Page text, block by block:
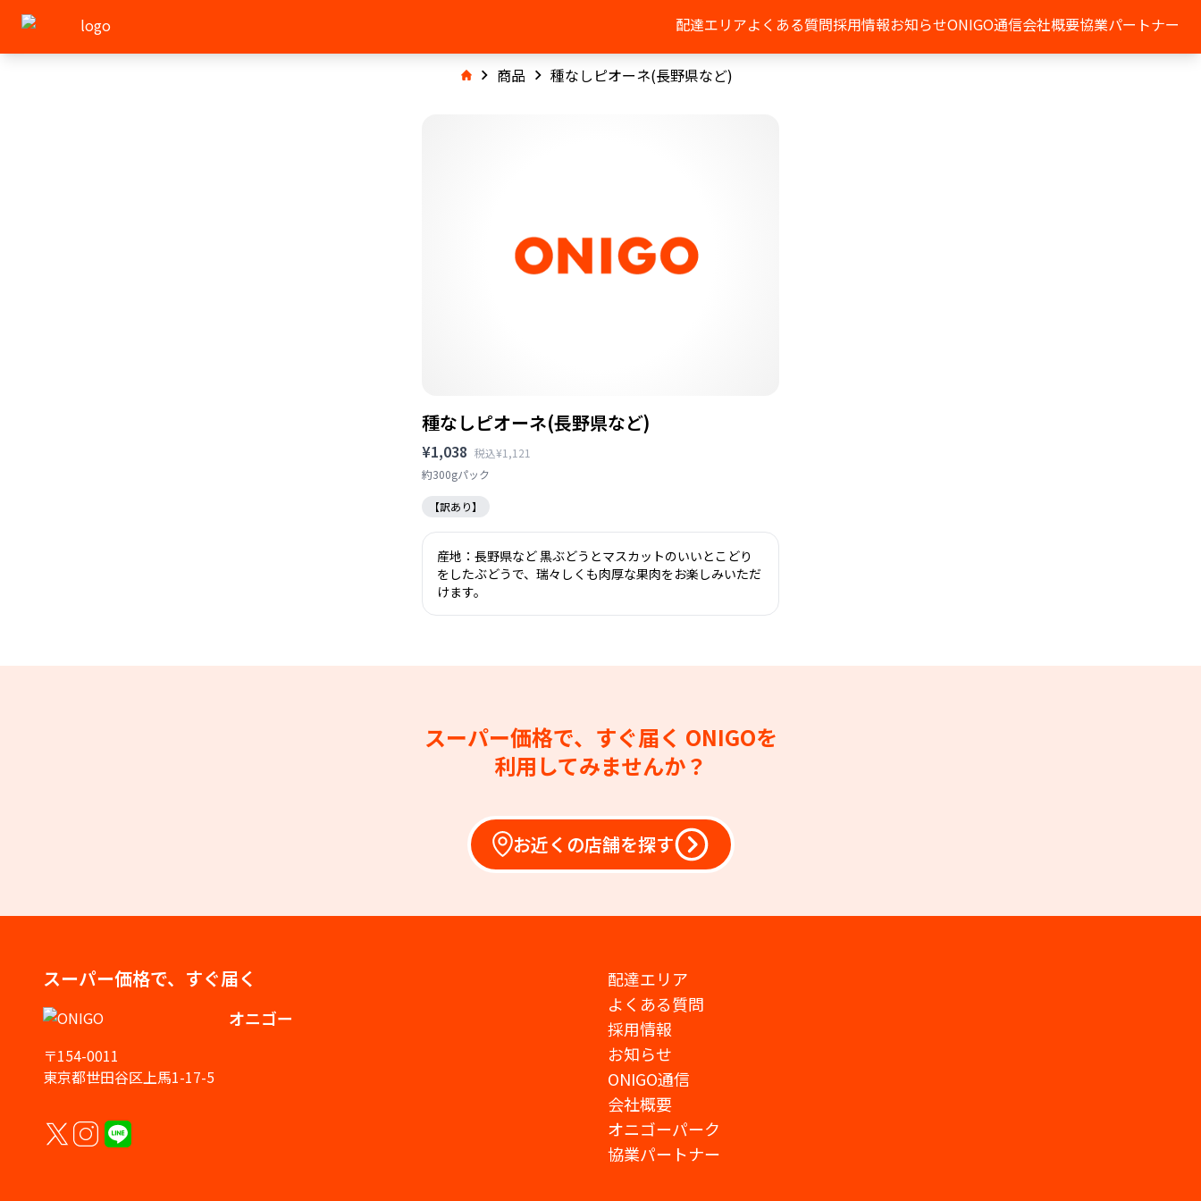
配達エリアよくある質問採用情報お知らせONIGO通信会社概要協業パートナー
商品 種なしピオーネ(長野県など)
種なしピオーネ(長野県など)
¥1,038 税込¥1,121
約300gパック
【訳あり】
産地：長野県など 黒ぶどうとマスカットのいいとこどり
をしたぶどうで、瑞々しくも肉厚な果肉をお楽しみいただ
けます。
スーパー価格で、すぐ届く ONIGOを
利用してみませんか？
お近くの店舗を探す
スーパー価格で、すぐ届く
オニゴー
〒154-0011
東京都世田谷区上馬1-17-5
配達エリア
よくある質問
採用情報
お知らせ
ONIGO通信
会社概要
オニゴーパーク
協業パートナー